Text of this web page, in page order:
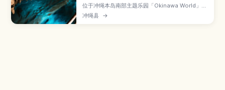
位于冲绳本岛南部主题乐园「Okinawa World」内
的玉泉洞，是全长超过5公里、其中约890米对游
客开放的巨大钟乳石洞。本文介绍数量惊人的钟乳
冲绳县 →